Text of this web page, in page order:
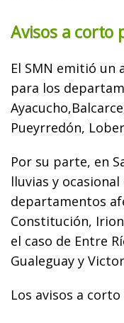
Avisos a corto
El SMN emitió
para los
Pueyrredón,
Por su parte, en
lluvias y
departamentos
Constitución,
el caso de Entre
Gualeguay y
Los avisos a